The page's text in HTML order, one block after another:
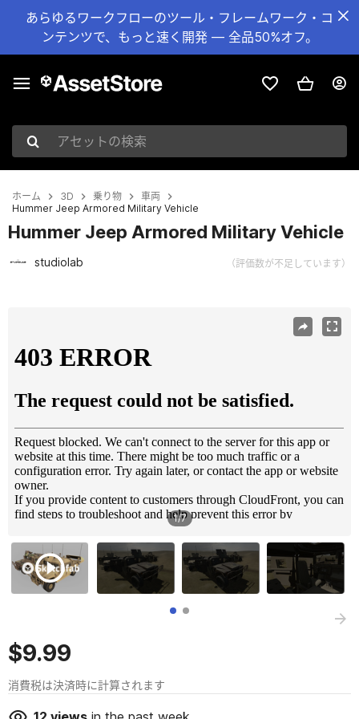
あらゆるワークフローのツール・フレームワーク・コ
ンテンツで、もっと速く開発 — 全品50%オフ。
アセットの検索
ホーム 3D 乗り物
車両
Hummer Jeep Armored Military Vehicle
Hummer Jeep Armored Military Vehicle
studiolab （評価数が不足しています）
1/7
$9.99
消費税は決済時に計算されます